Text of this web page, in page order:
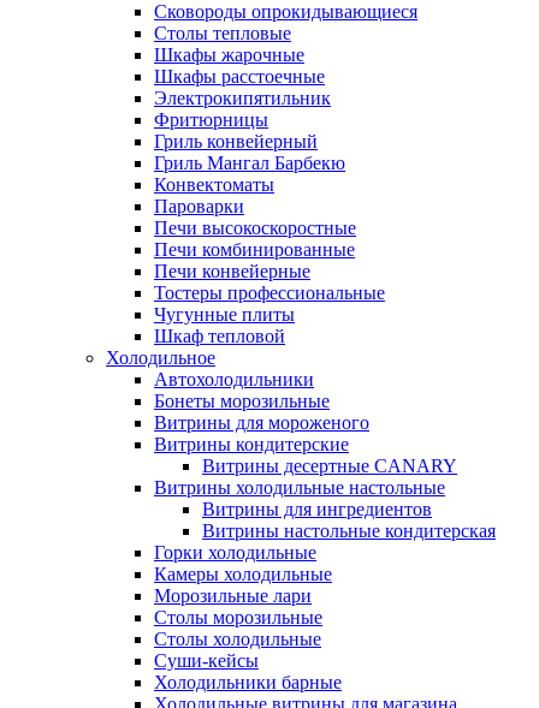
Сковороды опрокидывающиеся
Столы тепловые
Шкафы жарочные
Шкафы расстоечные
Электрокипятильник
Фритюрницы
Гриль конвейерный
Гриль Мангал Барбекю
Конвектоматы
Пароварки
Печи высокоскоростные
Печи комбинированные
Печи конвейерные
Тостеры профессиональные
Чугунные плиты
Шкаф тепловой
Холодильное
Автохолодильники
Бонеты морозильные
Витрины для мороженого
Витрины кондитерские
Витрины десертные CANARY
Витрины холодильные настольные
Витрины для ингредиентов
Витрины настольные кондитерская
Горки холодильные
Камеры холодильные
Морозильные лари
Столы морозильные
Столы холодильные
Суши-кейсы
Холодильники барные
Холодильные витрины для магазина